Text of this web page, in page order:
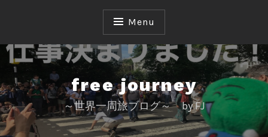
c
o
n
Menu
free journey
～世界一周旅ブログ～ by FJ